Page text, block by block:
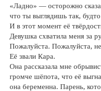
«Ладно» — осторожно
что ты выглядишь так,
И в этот момент её
Девушка схватила меня за
Пожалуйста. Пожалуйста,
Её звали Кара.
Она рассказала мне
громче шёпота, что её
она беременна. Парень,